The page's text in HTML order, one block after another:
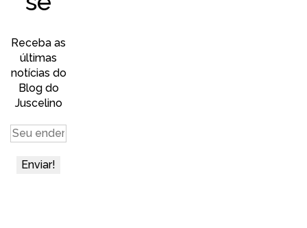
Receba as
últimas
notícias do
Blog do
Juscelino